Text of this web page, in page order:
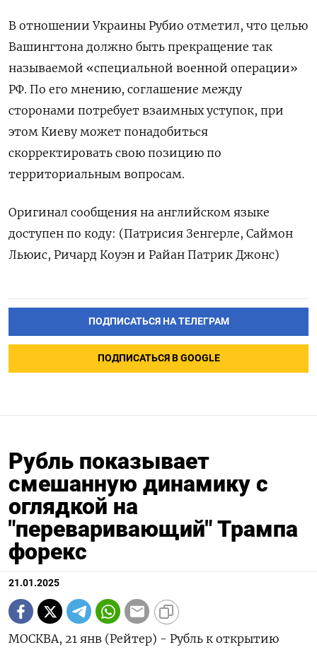
В отношении Украины Рубио отметил, что целью
Вашингтона должно быть прекращение так
называемой «специальной военной операции»
РФ. По его мнению, соглашение между
сторонами потребует взаимных уступок, при
этом Киеву может понадобиться
скорректировать свою позицию по
территориальным вопросам.
Оригинал сообщения на английском языке
доступен по коду: (Патрисия Зенгерле, Саймон
Льюис, Ричард Коуэн и Райан Патрик Джонс)
ПОДПИСАТЬСЯ НА ТЕЛЕГРАМ
ПОДПИСАТЬСЯ В GOOGLE
Рубль показывает
смешанную динамику с
оглядкой на
"переваривающий" Трампа
форекс
21.01.2025
МОСКВА, 21 янв (Рейтер) - Рубль к открытию